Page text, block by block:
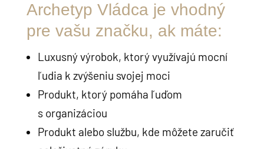
Archetyp Vládca je vhodný
pre vašu značku, ak máte:
Luxusný výrobok, ktorý využívajú mocní
ľudia k zvýšeniu svojej moci
Produkt, ktorý pomáha ľuďom
s organizáciou
Produkt alebo službu, kde môžete zaručiť